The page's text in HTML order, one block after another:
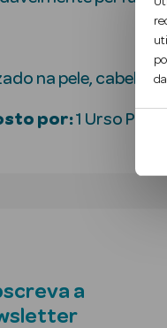
na pele, cabelos
por:1 Urso
a